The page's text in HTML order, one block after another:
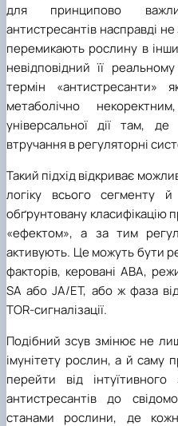
для принципово
антистресантів насправді
перемикають рослину в
невідповідний її
термін «антистресанти»
метаболічно
універсальної дії там, де
втручання в регуляторні
Такий підхід відкриває
логіку всього сегменту
обґрунтовану класифікацію
«ефектом», а за тим
активують. Це можуть бути
факторів, керовані ABA,
SA або JA/ET, або ж фаза
TOR-сигналізації.
Подібний зсув змінює не
імунітету рослин, а й саму
перейти від інтуїтивного
антистресантів до
станами рослини, де